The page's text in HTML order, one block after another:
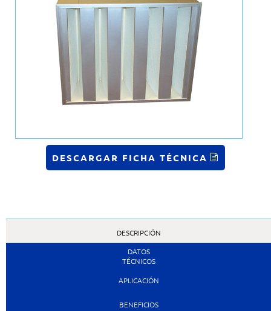
DESCARGAR FICHA TÉCNICA
DESCRIPCIÓN
DATOS
TÉCNICOS
APLICACIÓN
BENEFICIOS